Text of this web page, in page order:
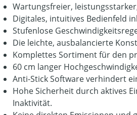
Wartungsfreier,
Digitales, intuitives Bedienfeld
Stufenlose
Die leichte, ausbalancierte
Komplettes Sortiment für den
60 cm langer
Anti-Stick Software verhindert
Hohe Sicherheit durch aktives
Inaktivität.